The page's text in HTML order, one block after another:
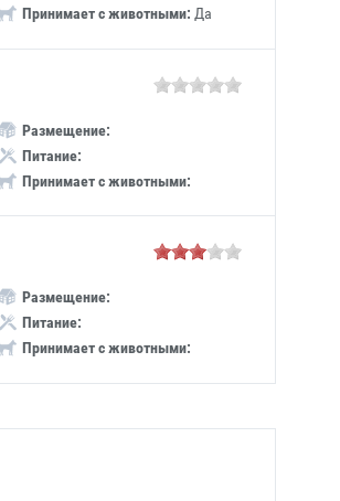
Принимает с животными: Да
Размещение:
Питание:
Принимает с животными:
Размещение:
Питание:
Принимает с животными: